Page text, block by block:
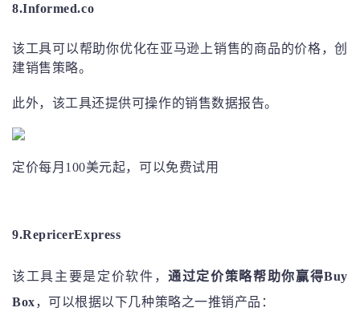
8.Informed.co
该工具可以帮助你优化在亚马逊上销售的商品的价格，创
建销售策略。
此外，该工具还提供可操作的销售数据报告。
定价每月100美元起，可以免费试用
9.RepricerExpress
该工具主要是定价软件，通过定价策略帮助你赢得Buy
Box，可以根据以下几种策略之一推销产品：